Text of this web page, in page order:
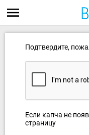
Подтвердите,
Если капча не
страницу